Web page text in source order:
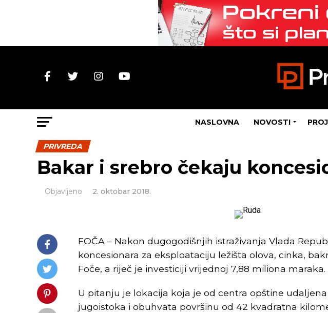
NASLOVNA NOVOSTI
PRIVREDA
Bakar i srebro čekaju
Objavljeno 2. oktobar 2018.
FOČA – Nakon dugogodišnjih istraživanja Vlada
koncesionara za eksploataciju ležišta olova, cinka,
Foče, a riječ je investiciji vrijednoj 7,88 miliona maraka.
U pitanju je lokacija koja je od centra opštine
jugoistoka i obuhvata površinu od 42 kvadratna